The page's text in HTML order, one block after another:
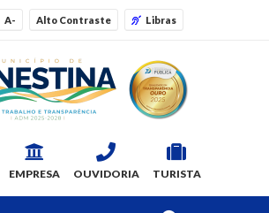
A- Alto Contraste Libras
EMPRESA OUVIDORIA TURISTA